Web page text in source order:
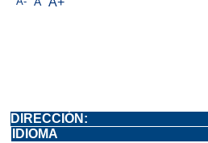
DIRECCIÓN:
IDIOMA